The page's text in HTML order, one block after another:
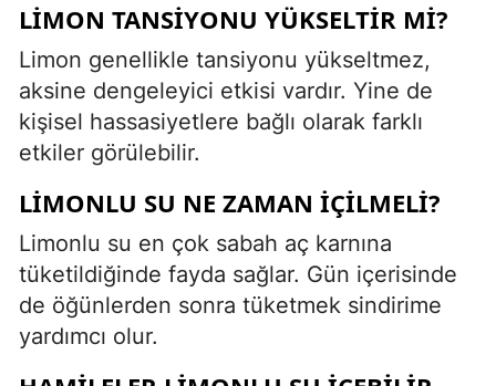
LIMON TANSIYONU YÜKSELTIR MI?
Limon genellikle tansiyonu yükseltmez,
aksine dengeleyici etkisi vardır. Yine de
kişisel hassasiyetlere bağlı olarak farklı
etkiler görülebilir.
LIMONLU SU NE ZAMAN İÇILMELI?
Limonlu su en çok sabah aç karnına
tüketildiğinde fayda sağlar. Gün içerisinde
de öğünlerden sonra tüketmek sindirime
yardımcı olur.